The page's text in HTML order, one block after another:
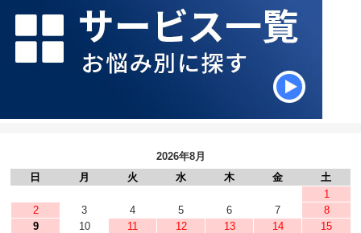
2026年8月
日
月 火 水 木 金
土
1
2
3 4 5 6 7
8
9
10 11 12 13 14
15